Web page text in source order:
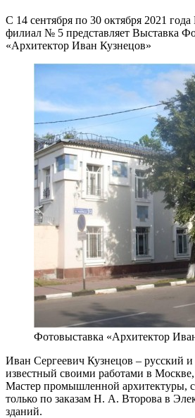
С 14 сентября по 30 октября 2021 года
филиал № 5 представляет Выставка
«Архитектор Иван Кузнецов»
Фотовыставка «Архитектор
Иван Сергеевич Кузнецов – русский и
известный своими работами в
Мастер промышленной архитектуры,
только по заказам Н. А. Второва в
зданий.